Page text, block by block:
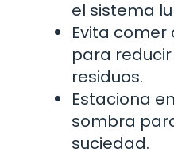
el sistema
Evita comer
para
residuos.
Estaciona
sombra
suciedad.